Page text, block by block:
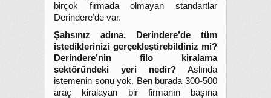
birçok firmada olmayan standartlar
Derindere’de var.
Şahsınız adına, Derindere’de tüm
istediklerinizi gerçekleştirebildiniz mi?
Derindere’nin filo kiralama
sektöründeki yeri nedir? Aslında
istemenin sonu yok. Ben burada 300-500
araç kiralayan bir firmanın başına